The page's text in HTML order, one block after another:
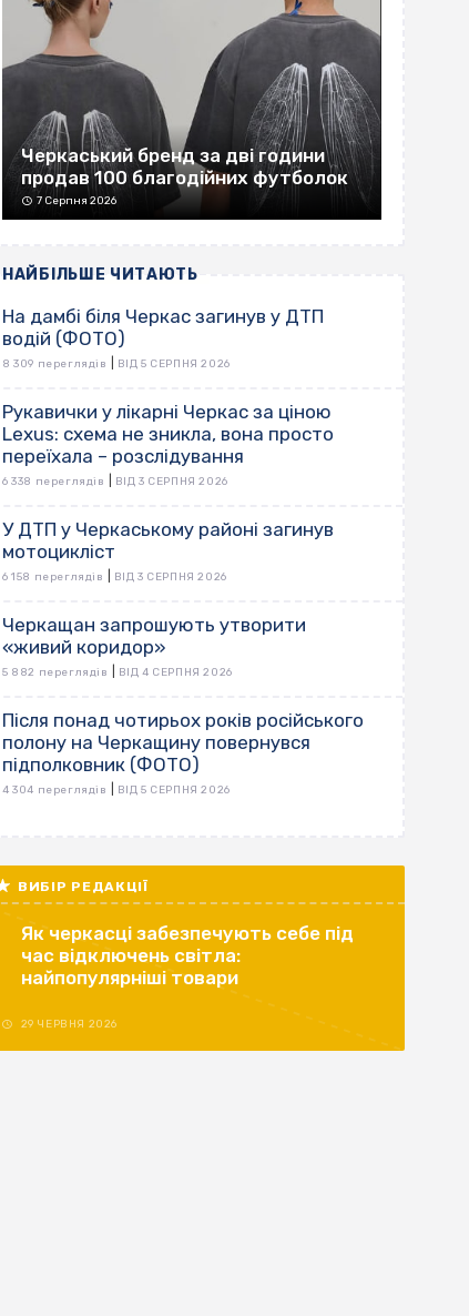
Черкаський бренд за дві години
продав 100 благодійних футболок
7 Серпня 2026
НАЙБІЛЬШЕ ЧИТАЮТЬ
На дамбі біля Черкас загинув у ДТП
водій (ФОТО)
8 309 переглядів ВІД 5 СЕРПНЯ 2026
Рукавички у лікарні Черкас за ціною
Lexus: схема не зникла, вона просто
переїхала – розслідування
6 338 переглядів ВІД 3 СЕРПНЯ 2026
У ДТП у Черкаському районі загинув
мотоцикліст
6 158 переглядів ВІД 3 СЕРПНЯ 2026
Черкащан запрошують утворити
«живий коридор»
5 882 переглядів ВІД 4 СЕРПНЯ 2026
Після понад чотирьох років російського
полону на Черкащину повернувся
підполковник (ФОТО)
4 304 переглядів ВІД 5 СЕРПНЯ 2026
ВИБІР РЕДАКЦІЇ
Як черкасці забезпечують себе під
час відключень світла:
найпопулярніші товари
29 ЧЕРВНЯ 2026